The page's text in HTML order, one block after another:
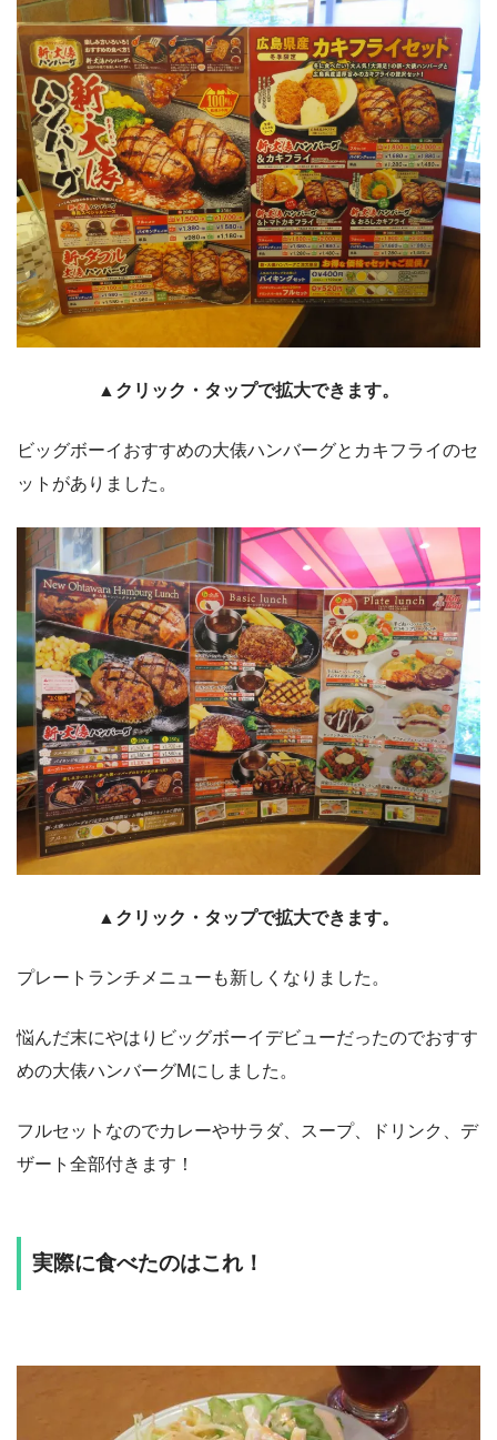
▲クリック・タップで拡大できます。
ビッグボーイおすすめの大俵ハンバーグとカキフライのセ
ットがありました。
▲クリック・タップで拡大できます。
プレートランチメニューも新しくなりました。
悩んだ末にやはりビッグボーイデビューだったのでおすす
めの大俵ハンバーグMにしました。
フルセットなのでカレーやサラダ、スープ、ドリンク、デ
ザート全部付きます！
実際に食べたのはこれ！